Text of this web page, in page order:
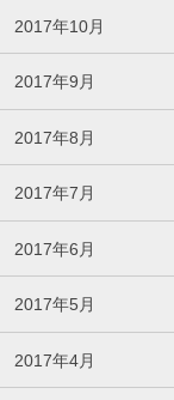
2017年10月
2017年9月
2017年8月
2017年7月
2017年6月
2017年5月
2017年4月